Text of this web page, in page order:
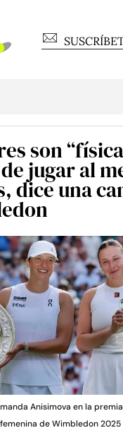
son
jugar al
dice una
Anisimova en la
femenina de Wimbledon 2025